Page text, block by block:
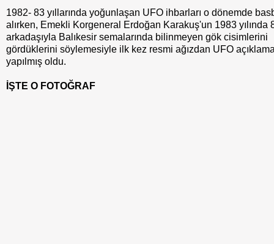
1982- 83 yıllarında yoğunlaşan UFO ihbarları o dönemde
alırken, Emekli Korgeneral Erdoğan Karakuş'un 1983 yılında
arkadaşıyla Balıkesir semalarında bilinmeyen gök cisimlerini
gördüklerini söylemesiyle ilk kez resmi ağızdan UFO
yapılmış oldu.
İŞTE O FOTOĞRAF